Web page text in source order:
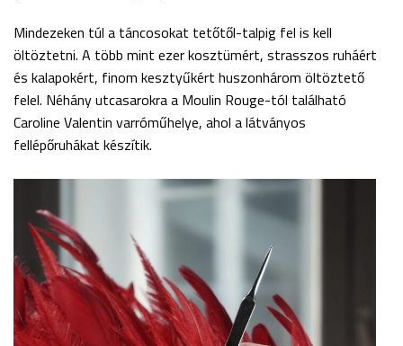
Mindezeken túl a táncosokat tetőtől-talpig fel is kell
öltöztetni. A több mint ezer kosztümért, strasszos ruháért
és kalapokért, finom kesztyűkért huszonhárom öltöztető
felel. Néhány utcasarokra a Moulin Rouge-tól található
Caroline Valentin varróműhelye, ahol a látványos
fellépőruhákat készítik.